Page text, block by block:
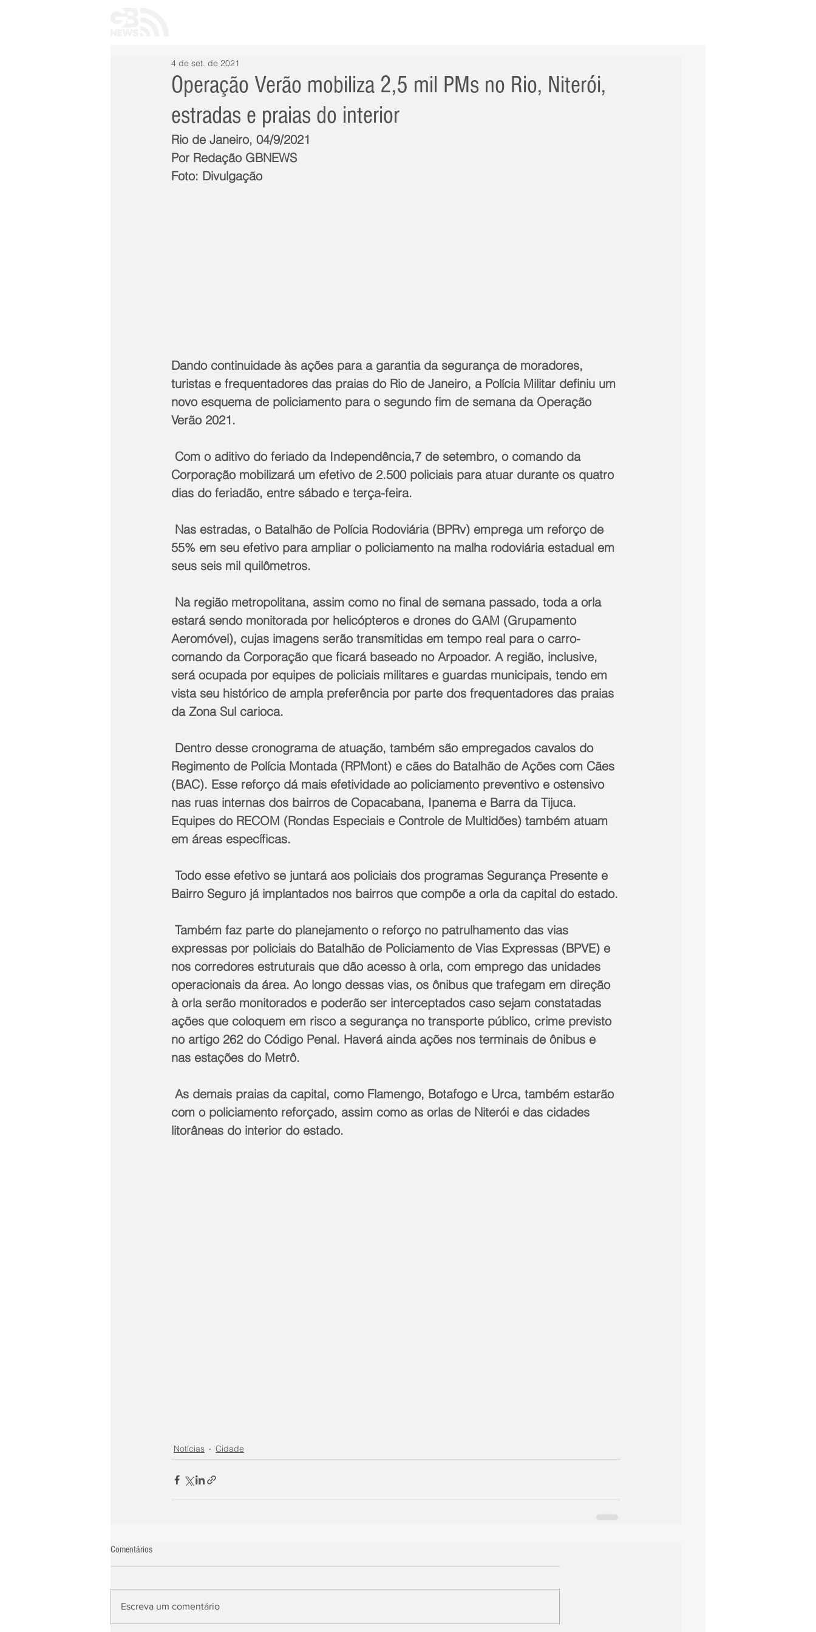
Operação Verão mobiliza 2,5 mil PMs no Rio, Niterói,
estradas e praias do interior
4 de set. de 2021
Rio de Janeiro, 04/9/2021
Por Redação GBNEWS
Foto: Divulgação
Dando continuidade às ações para a garantia da segurança de moradores,
turistas e frequentadores das praias do Rio de Janeiro, a Polícia Militar definiu um
novo esquema de policiamento para o segundo fim de semana da Operação
Verão 2021.
Corporação mobilizará um efetivo de 2.500 policiais para atuar durante os quatro
dias do feriadão, entre sábado e terça-feira.
55% em seu efetivo para ampliar o policiamento na malha rodoviária estadual em
seus seis mil quilômetros.
estará sendo monitorada por helicópteros e drones do GAM (Grupamento
Aeromóvel), cujas imagens serão transmitidas em tempo real para o carro-
comando da Corporação que ficará baseado no Arpoador. A região, inclusive,
será ocupada por equipes de policiais militares e guardas municipais, tendo em
vista seu histórico de ampla preferência por parte dos frequentadores das praias
da Zona Sul carioca.
Regimento de Polícia Montada (RPMont) e cães do Batalhão de Ações com Cães
(BAC). Esse reforço dá mais efetividade ao policiamento preventivo e ostensivo
nas ruas internas dos bairros de Copacabana, Ipanema e Barra da Tijuca.
Equipes do RECOM (Rondas Especiais e Controle de Multidões) também atuam
em áreas específicas.
Bairro Seguro já implantados nos bairros que compõe a orla da capital do estado.
expressas por policiais do Batalhão de Policiamento de Vias Expressas (BPVE) e
nos corredores estruturais que dão acesso à orla, com emprego das unidades
operacionais da área. Ao longo dessas vias, os ônibus que trafegam em direção
à orla serão monitorados e poderão ser interceptados caso sejam constatadas
ações que coloquem em risco a segurança no transporte público, crime previsto
no artigo 262 do Código Penal. Haverá ainda ações nos terminais de ônibus e
nas estações do Metrô.
com o policiamento reforçado, assim como as orlas de Niterói e das cidades
litorâneas do interior do estado.
Notícias Cidade
Comentários
Escreva um comentário